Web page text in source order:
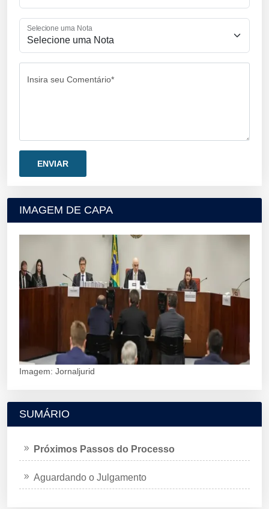
Selecione uma Nota
Insira seu Comentário*
IMAGEM DE CAPA
Imagem: Jornaljurid
SUMÁRIO
Próximos Passos do Processo
Aguardando o Julgamento